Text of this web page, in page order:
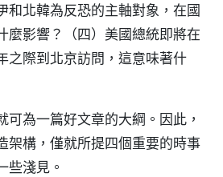
和北韓為反恐的主軸對象，在國
麼影響？（四）美國總統即將在
之際到北京訪問，這意味著什
可為一篇好文章的大綱。因此，
架構，僅就所提四個重要的時事
些淺見。